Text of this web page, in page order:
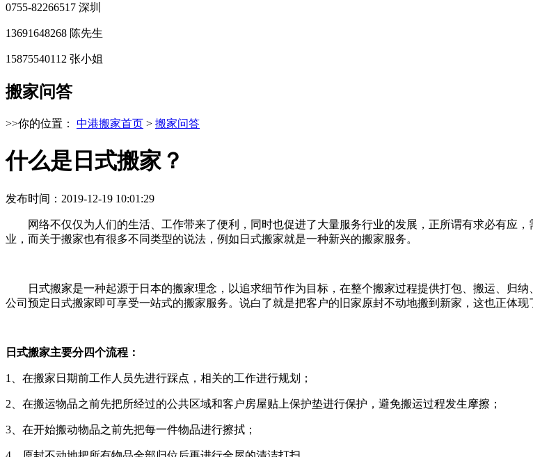
0755-82266517 深圳
13691648268 陈先生
15875540112 张小姐
搬家问答
>>你的位置： 中港搬家首页 > 搬家问答
什么是日式搬家？
发布时间：2019-12-19 10:01:29
网络不仅仅为人们的生活、工作带来了便利，同时也促进了大量服务行业的发展，正所谓有求必有应
业，而关于搬家也有很多不同类型的说法，例如日式搬家就是一种新兴的搬家服务。
日式搬家是一种起源于日本的搬家理念，以追求细节作为目标，在整个搬家过程提供打包、搬运、归
公司预定日式搬家即可享受一站式的搬家服务。说白了就是把客户的旧家原封不动地搬到新家，这也正体
日式搬家主要分四个流程：
1、在搬家日期前工作人员先进行踩点，相关的工作进行规划；
2、在搬运物品之前先把所经过的公共区域和客户房屋贴上保护垫进行保护，避免搬运过程发生摩擦；
3、在开始搬动物品之前先把每一件物品进行擦拭；